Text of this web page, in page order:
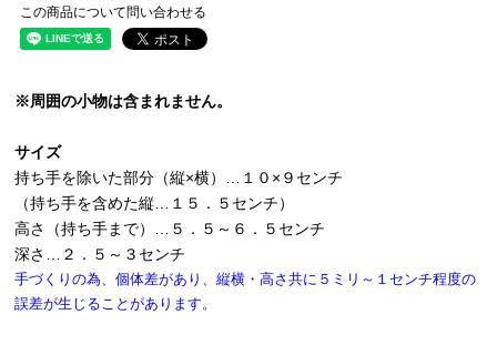
この商品について問い合わせる
※周囲の小物は含まれません。
サイズ
持ち手を除いた部分（縦×横）…１０×９センチ
（持ち手を含めた縦…１５．５センチ）
高さ（持ち手まで）…５．５～６．５センチ
深さ…２．５～３センチ
手づくりの為、個体差があり、縦横・高さ共に５ミリ～１センチ程度の
誤差が生じることがあります。